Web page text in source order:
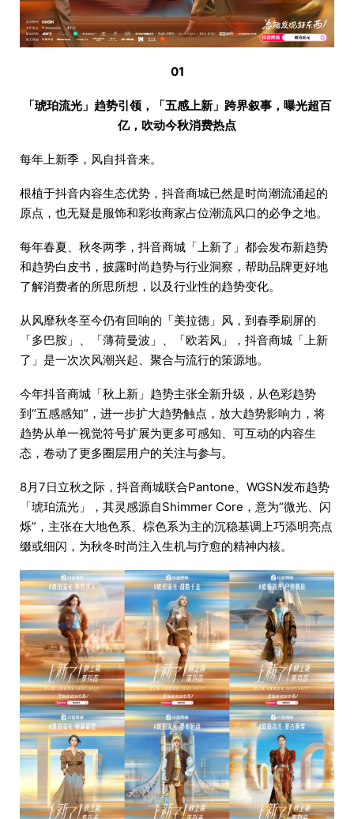
01
「琥珀流光」趋势引领，「五感上新」跨界叙事，曝光超百
亿，吹动今秋消费热点
每年上新季，风自抖音来。
根植于抖音内容生态优势，抖音商城已然是时尚潮流涌起的
原点，也无疑是服饰和彩妆商家占位潮流风口的必争之地。
每年春夏、秋冬两季，抖音商城「上新了」都会发布新趋势
和趋势白皮书，披露时尚趋势与行业洞察，帮助品牌更好地
了解消费者的所思所想，以及行业性的趋势变化。
从风靡秋冬至今仍有回响的「美拉德」风，到春季刷屏的
「多巴胺」、「薄荷曼波」、「欧若风」，抖音商城「上新
了」是一次次风潮兴起、聚合与流行的策源地。
今年抖音商城「秋上新」趋势主张全新升级，从色彩趋势
到“五感感知”，进一步扩大趋势触点，放大趋势影响力，将
趋势从单一视觉符号扩展为更多可感知、可互动的内容生
态，卷动了更多圈层用户的关注与参与。
8月7日立秋之际，抖音商城联合Pantone、WGSN发布趋势
「琥珀流光」，其灵感源自Shimmer Core，意为“微光、闪
烁”，主张在大地色系、棕色系为主的沉稳基调上巧添明亮点
缀或细闪，为秋冬时尚注入生机与疗愈的精神内核。